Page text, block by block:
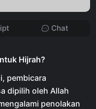
Chat
Hijrah?
pembicara
dipilih oleh Allah
penolakan